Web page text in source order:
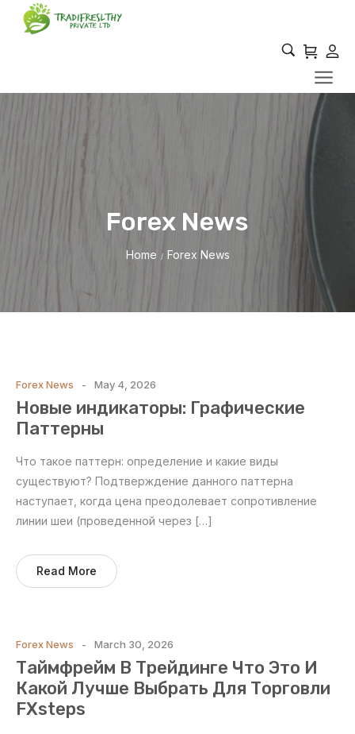
Forex News
Home / Forex News
Forex News May 4, 2026
Новые индикаторы: Графические
Паттерны
Что такое паттерн: определение и какие виды
существуют? Подтверждение данного паттерна
наступает, когда цена преодолевает сопротивление
линии шеи (проведенной через […]
Read More
Forex News March 30, 2026
Таймфрейм В Трейдинге Что Это И
Какой Лучше Выбрать Для Торговли
FXsteps